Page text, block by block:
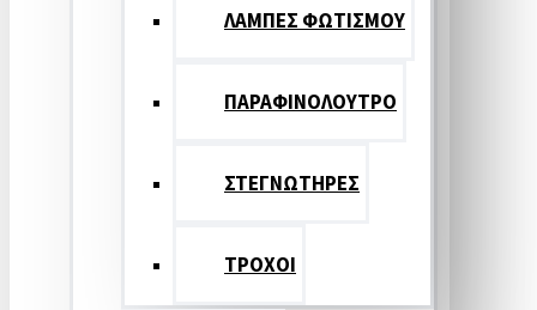
ΛΑΜΠΕΣ ΦΩΤΙΣΜΟΥ
ΠΑΡΑΦΙΝΟΛΟΥΤΡΟ
ΣΤΕΓΝΩΤΗΡΕΣ
ΤΡΟΧΟΙ